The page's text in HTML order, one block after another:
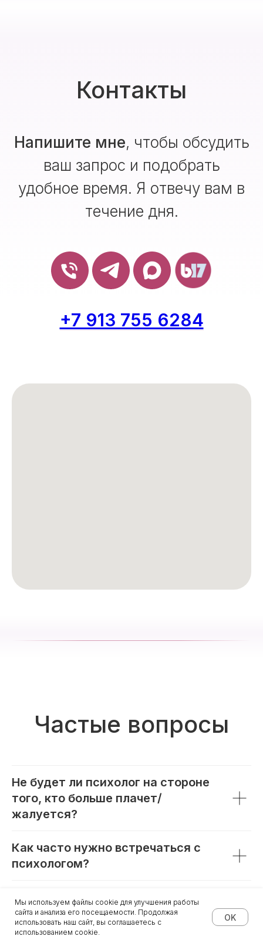
Контакты
Напишите мне, чтобы обсудить
ваш запрос и подобрать
удобное время. Я отвечу вам в
течение дня.
+7 913 755 6284
Частые вопросы
Не будет ли психолог на стороне
того, кто больше плачет/
жалуется?
Как часто нужно встречаться с
психологом?
Сколько времени нужно, чтобы
стало легче?
Мы используем файлы cookie для улучшения работы
сайта и анализа его посещаемости. Продолжая
использовать наш сайт, вы соглашаетесь с
использованием cookie.
OK